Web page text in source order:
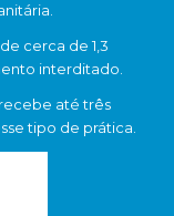
cerca de 1,3
interditado.
recebe até três
tipo de prática.